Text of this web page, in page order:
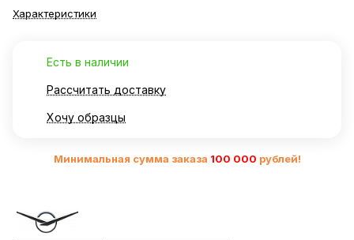
Характеристики
Есть в наличии
Рассчитать доставку
Хочу образцы
Минимальная сумма заказа 100 000 рублей!